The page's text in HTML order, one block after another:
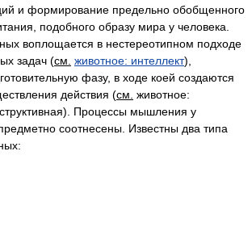
и формирование предельно обобщенного
подобного образу мира у человека.
воплощается в нестереотипном подходе
задач (см. животное: интеллект),
фазу, в ходе коей создаются
действия (см. животное:
Процессы мышления у
соотнесены. Известны два типа